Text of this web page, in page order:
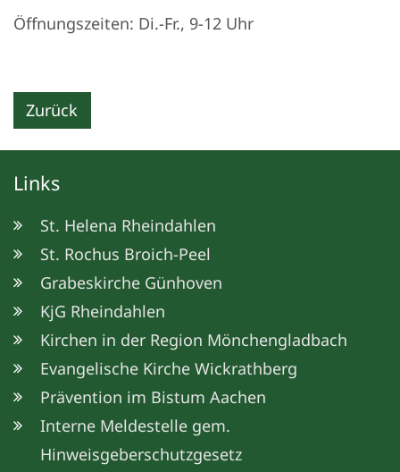
Öffnungszeiten: Di.-Fr., 9-12 Uhr
Zurück
Links
St. Helena Rheindahlen
St. Rochus Broich-Peel
Grabeskirche Günhoven
KjG Rheindahlen
Kirchen in der Region Mönchengladbach
Evangelische Kirche Wickrathberg
Prävention im Bistum Aachen
Interne Meldestelle gem.
Hinweisgeberschutzgesetz